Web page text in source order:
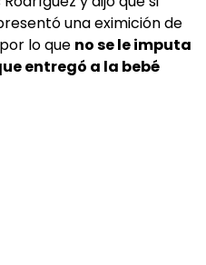
una eximición de
lo que no se le imputa
entregó a la bebé